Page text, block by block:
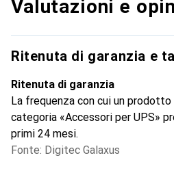
Valutazioni e
Ritenuta di garanzia e
Ritenuta di garanzia
La frequenza con cui un
categoria «Accessori per UPS»
primi 24 mesi.
Fonte: Digitec Galaxus